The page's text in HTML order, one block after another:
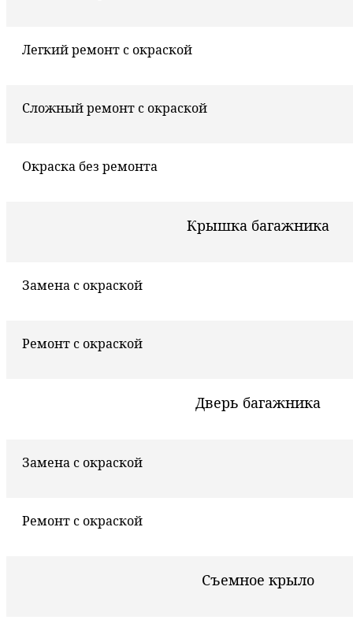
Легкий ремонт с окраской
Сложный ремонт с окраской
Окраска без ремонта
Крышка багажника
Замена с окраской
Ремонт с окраской
Дверь багажника
Замена с окраской
Ремонт с окраской
Съемное крыло